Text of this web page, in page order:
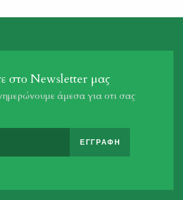
στο Newsletter μας
άμεσα για οτι σας